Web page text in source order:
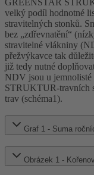
GREENSTAR
velký podíl hodnotné
stravitelných stonků.
bez „zdřevnatění“
stravitelné vlákniny
přežvýkavce tak
již tedy nutné
NDV jsou u
STRUKTUR-travních
trav (schéma1).
Graf 1 - Suma
Obrázek 1 -